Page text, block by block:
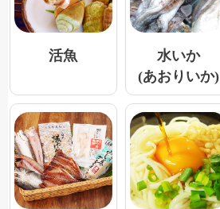
活魚
水いか
(あおりいか)